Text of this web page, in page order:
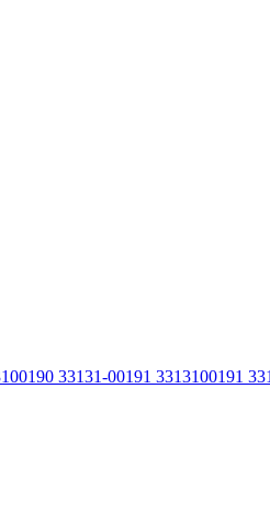
33131-00191 3313100191